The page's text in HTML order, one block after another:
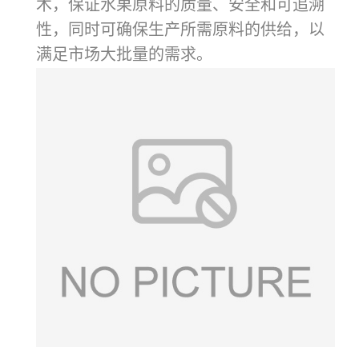
术，保证水果原料的质量、安全和可追溯
性，同时可确保生产所需原料的供给，以
满足市场大批量的需求。